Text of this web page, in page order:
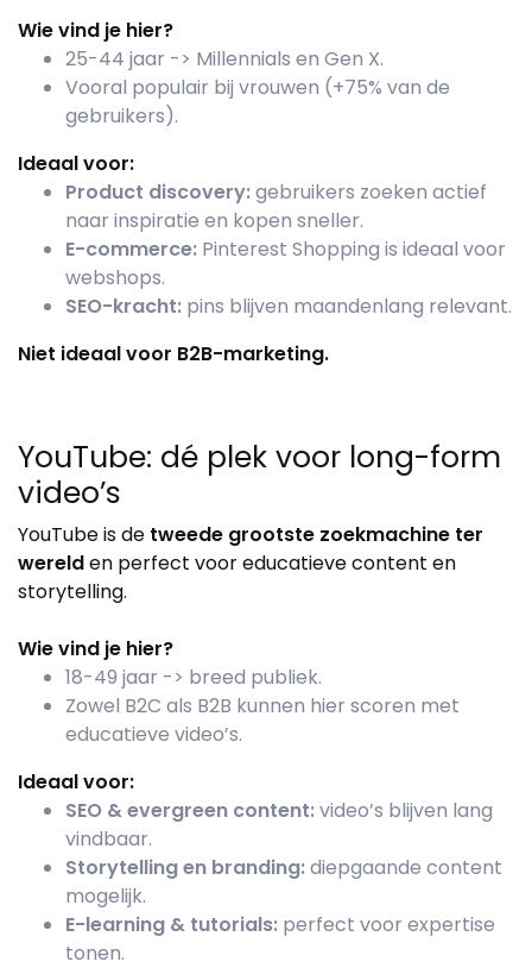
Wie vind je hier?
25-44 jaar -> Millennials en Gen X.
Vooral populair bij vrouwen (+75% van de
gebruikers).
Ideaal voor:
Product discovery:gebruikers zoeken actief
naar inspiratie en kopen sneller.
E-commerce: Pinterest Shopping is ideaal voor
webshops.
SEO-kracht: pins blijven maandenlang relevant.
Niet ideaal voor B2B-marketing.
YouTube: dé plek voor long-form
video’s
YouTube is de tweede grootste zoekmachine ter
werelden perfect voor educatieve content en
storytelling.
Wie vind je hier?
18-49 jaar -> breed publiek.
Zowel B2C als B2B kunnen hier scoren met
educatieve video’s.
Ideaal voor:
SEO & evergreen content:video’s blijven lang
vindbaar.
Storytelling en branding:diepgaande content
mogelijk.
E-learning & tutorials: perfect voor expertise
tonen.